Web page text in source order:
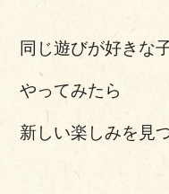
同じ遊びが好きな
やってみたら
新しい楽しみを見